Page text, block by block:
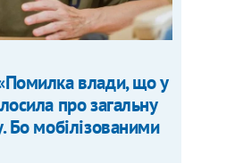
влади, що у
про загальну
Бо мобілізованими